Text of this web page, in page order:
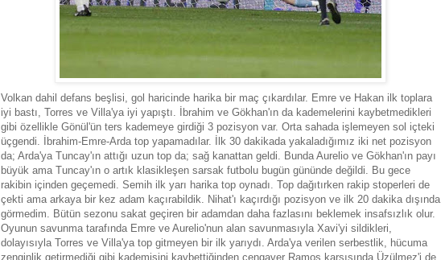
Volkan dahil defans beşlisi, gol haricinde harika bir maç çıkardılar. Emre ve Hakan ilk toplara
iyi bastı, Torres ve Villa'ya iyi yapıştı. İbrahim ve Gökhan'ın da kademelerini kaybetmedikleri
gibi özellikle Gönül'ün ters kademeye girdiği 3 pozisyon var. Orta sahada işlemeyen sol içteki
üçgendi. İbrahim-Emre-Arda top yapamadılar. İlk 30 dakikada yakaladığımız iki net pozisyon
da; Arda'ya Tuncay'ın attığı uzun top da; sağ kanattan geldi. Bunda Aurelio ve Gökhan'ın payı
büyük ama Tuncay'ın o artık klasikleşen sarsak futbolu bugün gününde değildi. Bu gece
rakibin içinden geçemedi. Semih ilk yarı harika top oynadı. Top dağıtırken rakip stoperleri de
çekti ama arkaya bir kez adam kaçırabildik. Nihat'ı kaçırdığı pozisyon ve ilk 20 dakika dışında
görmedim. Bütün sezonu sakat geçiren bir adamdan daha fazlasını beklemek insafsızlık olur.
Oyunun savunma tarafında Emre ve Aurelio'nun alan savunmasıyla Xavi'yi sildikleri,
dolayısıyla Torres ve Villa'ya top gitmeyen bir ilk yarıydı. Arda'ya verilen serbestlik, hücuma
zenginlik getirmediği gibi kademisini kaybettiğinden cengaver Ramos karşısında Üzülmez'i de